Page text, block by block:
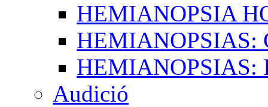
HEMIANOPSIA
HEMIANOPSIAS:
HEMIANOPSIAS:
Audició